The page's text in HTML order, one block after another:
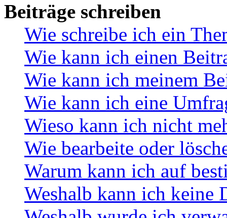
Beiträge schreiben
Wie schreibe ich ein
Wie kann ich einen
Wie kann ich meinem
Wie kann ich eine
Wieso kann ich nicht
Wie bearbeite oder
Warum kann ich auf
Weshalb kann ich keine